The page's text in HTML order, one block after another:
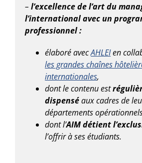
–l’excellence de l’art du
l’international avec un
professionnel :
élaboré avecAHLEIen
les grandes chaînes
internationales,
dont le contenu est
dispenséaux cadres de
départements
dont l’AIM détient
l’offrir à ses étudiants.